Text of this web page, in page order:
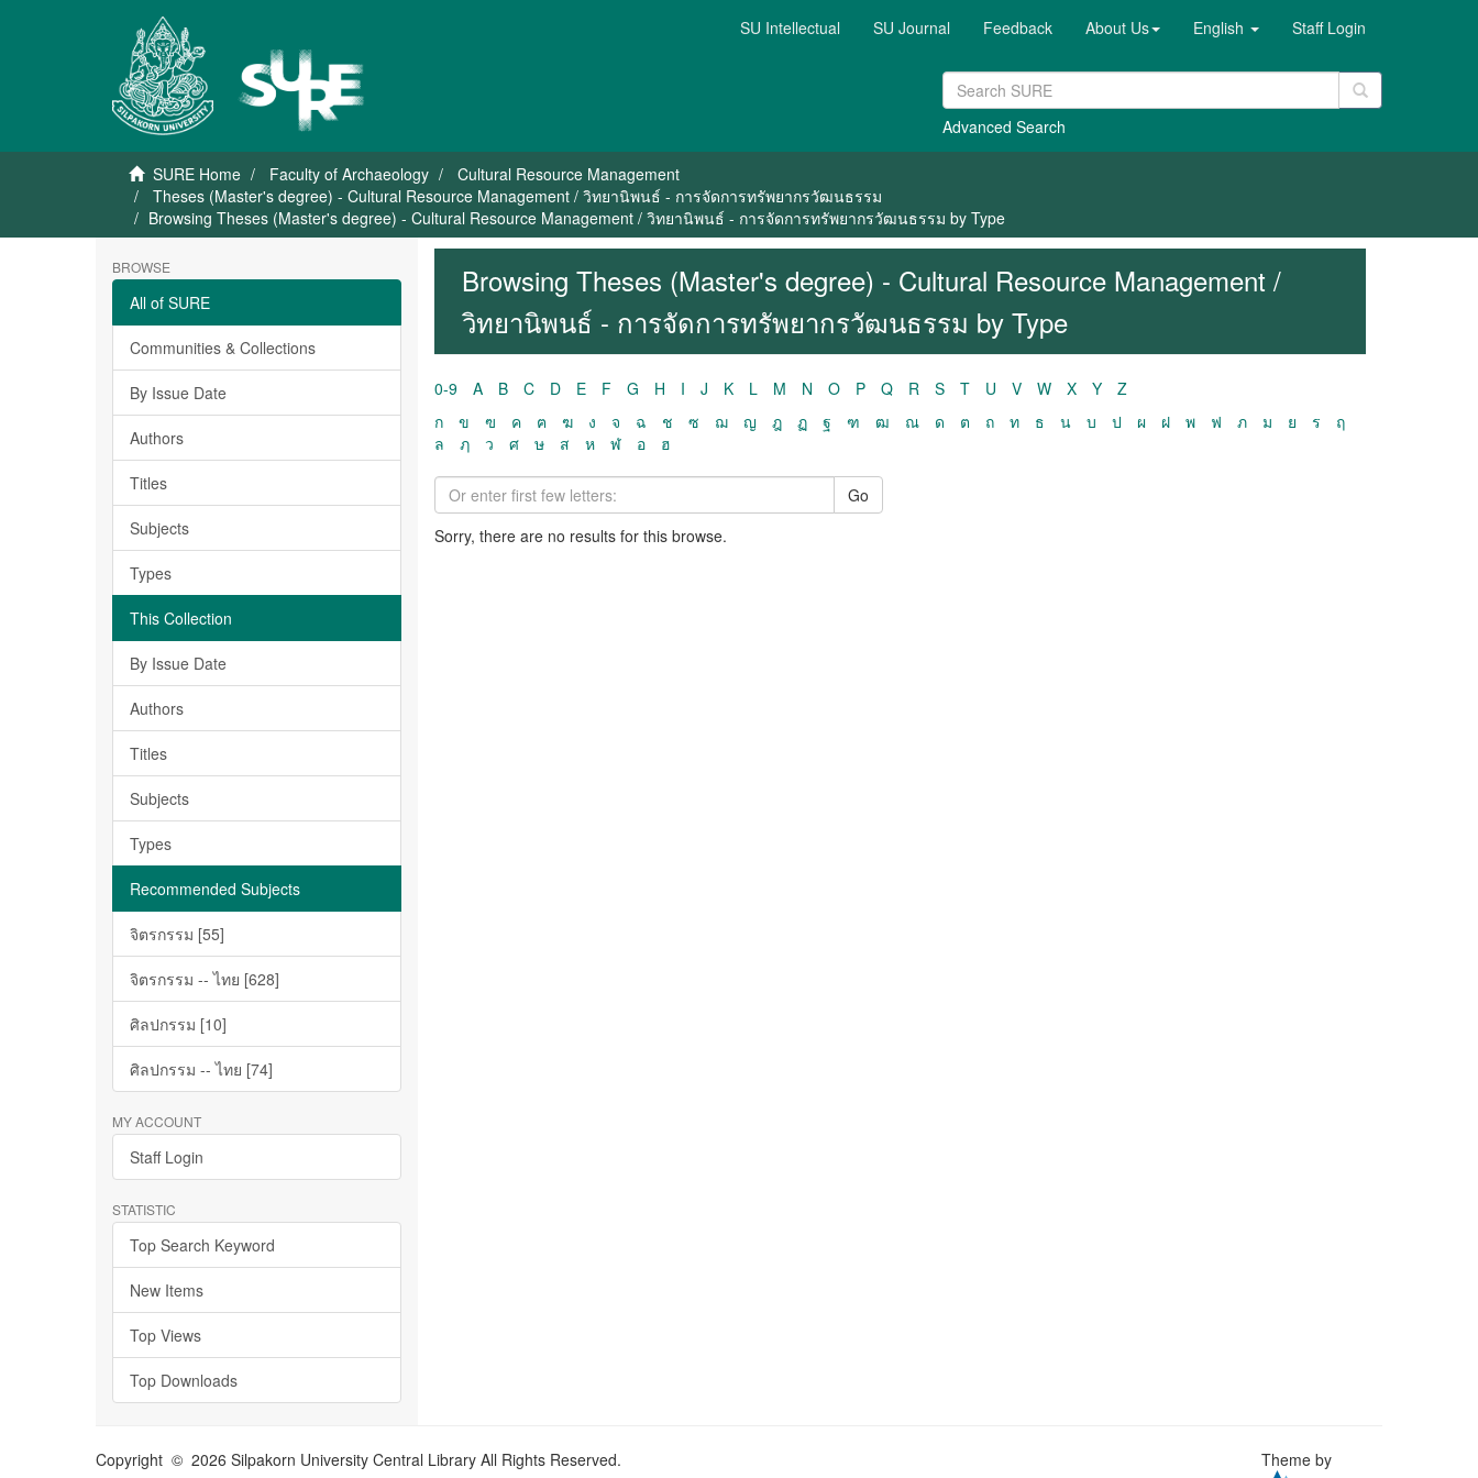
SU Intellectual SU Journal Feedback About Us English Staff Login
Advanced Search
SURE Home Faculty of Archaeology
Cultural Resource Management
Theses (Master's degree) - Cultural Resource Management / วิทยานิพนธ์ - การจัดการทรัพยากรวัฒนธรรม
Browsing Theses (Master's degree) - Cultural Resource Management / วิทยานิพนธ์ - การจัดการทรัพยากรวัฒนธรรม by Type
BROWSE
All of SURE
Communities & Collections
By Issue Date
Authors
Titles
Subjects
Types
This Collection
By Issue Date
Authors
Titles
Subjects
Types
Recommended Subjects
จิตรกรรม [55]
จิตรกรรม -- ไทย [628]
ศิลปกรรม [10]
ศิลปกรรม -- ไทย [74]
MY ACCOUNT
Staff Login
STATISTIC
Top Search Keyword
New Items
Top Views
Top Downloads
Browsing Theses (Master's degree) - Cultural Resource Management /
วิทยานิพนธ์ - การจัดการทรัพยากรวัฒนธรรม by Type
0-9 A B C D E F G H I J K L M N O P Q R S T U V W X Y
Z
ก
ข ฃ ค ฅ ฆ ง จ ฉ ช ซ ฌ ญ ฎ ฏ ฐ ฑ ฒ ณ ด ต ถ ท ธ น บ ป ผ ฝ พ ฟ ภ ม ย ร
ฤ
ล
ฦ ว ศ ษ ส ห ฬ อ ฮ
Go
Sorry, there are no results for this browse.
Copyright © 2026 Silpakorn University Central Library All Rights Reserved. Theme by